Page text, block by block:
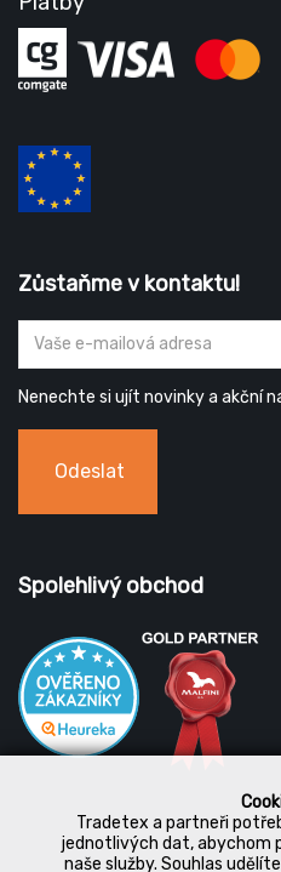
Tradetex a partneři
jednotlivých dat, abychom
naše služby. Souhlas
Zůstaňme v kontaktu!
Nenechte si ujít novinky a akční
Odeslat
Spolehlivý obchod